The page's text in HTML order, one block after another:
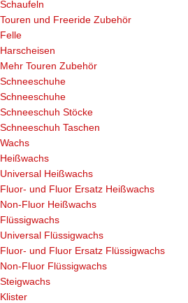
Schaufeln
Touren und Freeride Zubehör
Felle
Harscheisen
Mehr Touren Zubehör
Schneeschuhe
Schneeschuhe
Schneeschuh Stöcke
Schneeschuh Taschen
Wachs
Heißwachs
Universal Heißwachs
Fluor- und Fluor Ersatz Heißwachs
Non-Fluor Heißwachs
Flüssigwachs
Universal Flüssigwachs
Fluor- und Fluor Ersatz Flüssigwachs
Non-Fluor Flüssigwachs
Steigwachs
Klister